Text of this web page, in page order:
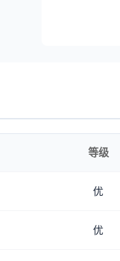
等级
优
优